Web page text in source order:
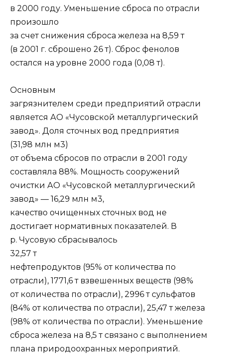
в 2000 году. Уменьшение сброса по отрасли
произошло
за счет снижения сброса железа на 8,59 т
(в 2001 г. сброшено 26 т). Сброс фенолов
остался на уровне 2000 года (0,08 т).
Основным
загрязнителем среди предприятий отрасли
является АО «Чусовской металлургический
завод». Доля сточных вод предприятия
(31,98 млн м3)
от объема сбросов по отрасли в 2001 году
составляла 88%. Мощность сооружений
очистки АО «Чусовской металлургический
завод» — 16,29 млн м3,
качество очищенных сточных вод не
достигает нормативных показателей. В
р. Чусовую сбрасывалось
32,57 т
нефтепродуктов (95% от количества по
отрасли), 1771,6 т взвешенных веществ (98%
от количества по отрасли), 2996 т сульфатов
(84% от количества по отрасли), 25,47 т железа
(98% от количества по отрасли). Уменьшение
сброса железа на 8,5 т связано с выполнением
плана природоохранных мероприятий.